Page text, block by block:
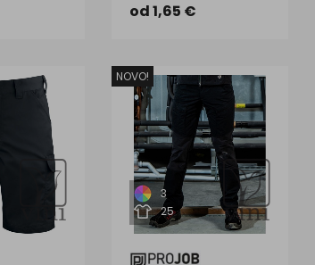
od 1,65 €
NOVO!
3
25